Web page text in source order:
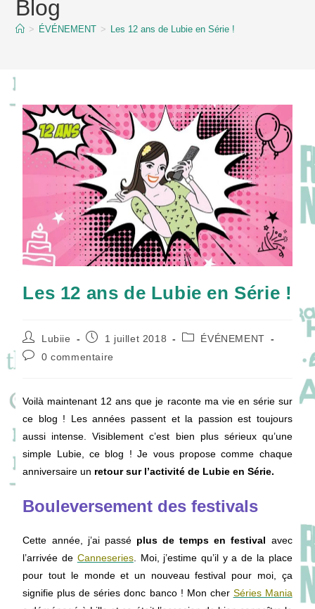
contentBlog
> ÉVÉNEMENT > Les 12 ans de Lubie en Série !
Les 12 ans de Lubie en Série !
Auteur/autrice
de
la
Lubiie
Publication
1 juillet 2018
PostÉVÉNEMENT
Commentaires
0 commentaire
Voilà maintenant 12 ans que je raconte ma vie en série sur
ce blog ! Les années passent et la passion est toujours
aussi intense. Visiblement c’est bien plus sérieux qu’une
simple Lubie, ce blog ! Je vous propose comme chaque
anniversaire un retour sur l’activité de Lubie en Série.
Bouleversement des festivals
Cette année, j’ai passé plus de temps en festival avec
l’arrivée de Canneseries. Moi, j’estime qu’il y a de la place
pour tout le monde et un nouveau festival pour moi, ça
signifie plus de séries donc banco ! Mon cher Séries Mania